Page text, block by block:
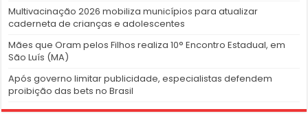
Multivacinação 2026 mobiliza municípios para atualizar
caderneta de crianças e adolescentes
Mães que Oram pelos Filhos realiza 10° Encontro Estadual, em
São Luís (MA)
Após governo limitar publicidade, especialistas defendem
proibição das bets no Brasil